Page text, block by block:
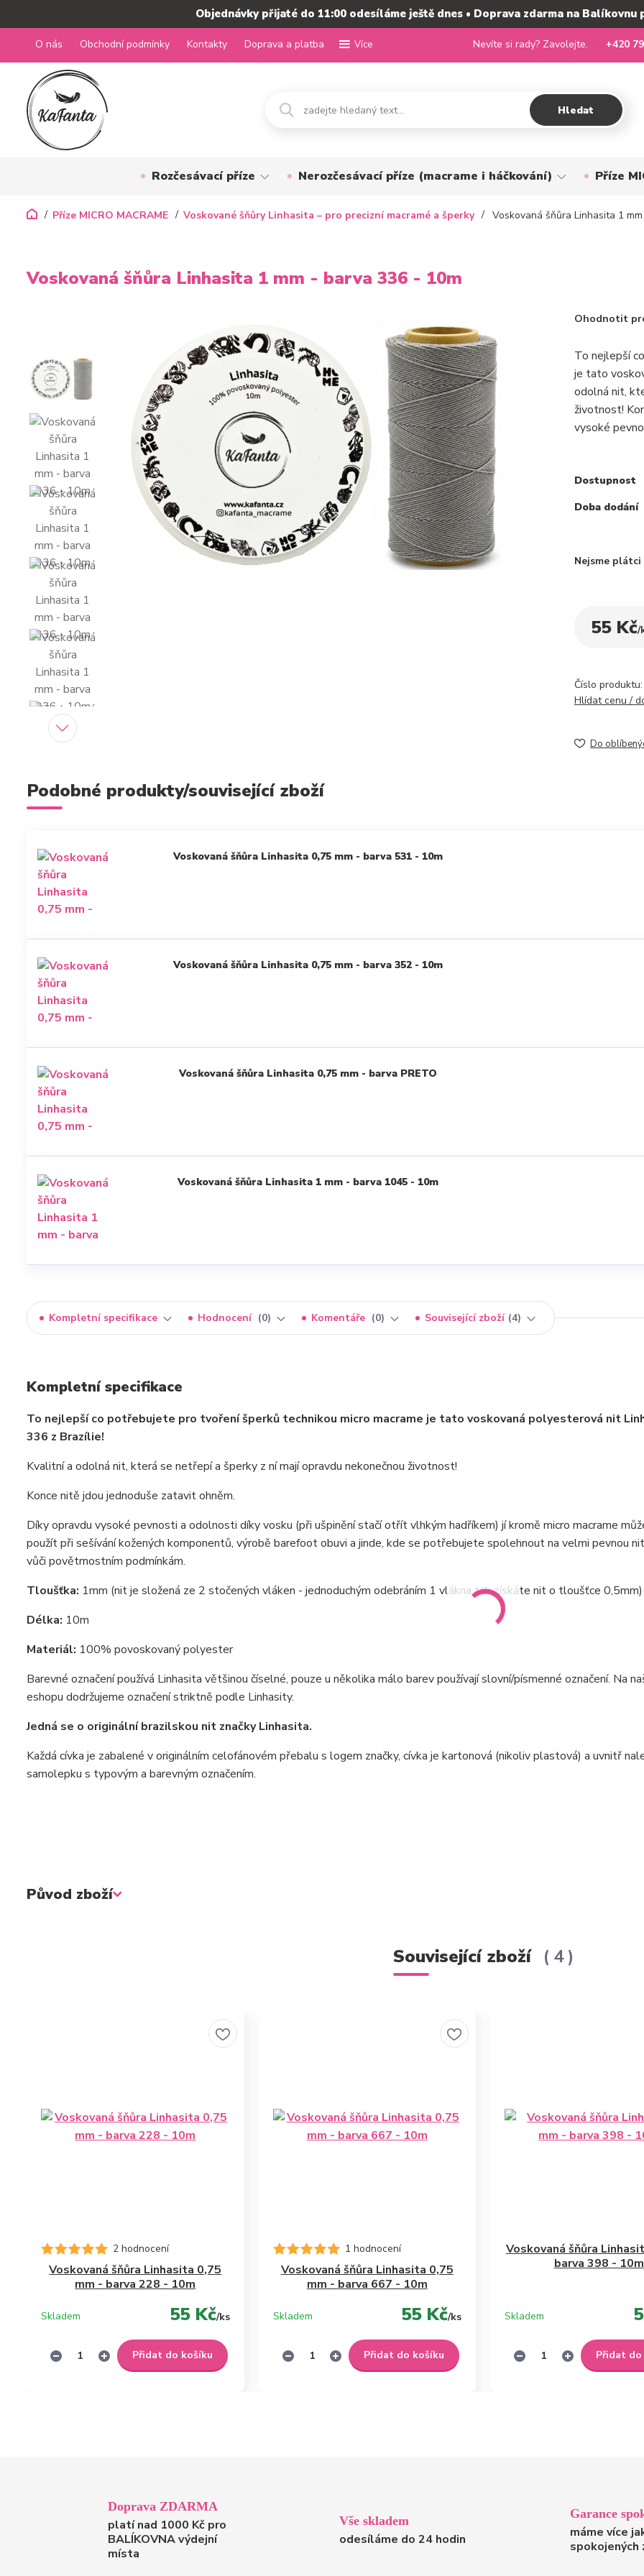
Objednávky přijaté do 11:00 odesíláme ještě dnes • Doprava zdarma na Balíkovnu
O nás Obchodní podmínky Kontakty Doprava a platba Více
Hledat
Nevíte si rady? Zavolejte. +420
Rozčesávací příze Nerozčesávací příze (macrame i háčkování) Příze
Příze MICRO MACRAME Voskované šňůry Linhasita – pro precizní macramé a šperky Voskovaná šňůra Linhasita 1
Voskovaná šňůra Linhasita 1 mm - barva 336 - 10m
Ohodnotit
To nejlepší
je tato
odolná nit,
životnost!
vysoké
Dostupnost
Doba dodání
Nejsme plátci
55 Kč/
Číslo produktu:
Hlídat cenu /
Do
Podobné produkty/související zboží
Voskovaná šňůra Linhasita 0,75 mm - barva 531 - 10m
Voskovaná šňůra Linhasita 0,75 mm - barva 352 - 10m
Voskovaná šňůra Linhasita 0,75 mm - barva PRETO
Voskovaná šňůra Linhasita 1 mm - barva 1045 - 10m
Kompletní specifikace Hodnocení 0 Komentáře 0 Související zboží 4
Kompletní specifikace
To nejlepší co potřebujete pro tvoření šperků technikou micro macrame je tato voskovaná polyesterová nit
336 z Brazílie!
Kvalitní a odolná nit, která se netřepí a šperky z ní mají opravdu nekonečnou životnost!
Konce nitě jdou jednoduše zatavit ohněm.
Díky opravdu vysoké pevnosti a odolnosti díky vosku (při ušpinění stačí otřít vlhkým hadříkem) jí kromě micro macrame
použít při sešívání kožených komponentů, výrobě barefoot obuvi a jinde, kde se potřebujete spolehnout na velmi pevnou
vůči povětrnostním podmínkám.
Tloušťka: 1mm (nit je složená ze 2 stočených vláken - jednoduchým odebráním 1 vlákna tak získáte nit o tloušťce 0,5mm)
Délka: 10m
Materiál: 100% povoskovaný polyester
Barevné označení používá Linhasita většinou číselné, pouze u několika málo barev používají slovní/písmenné označení. Na
eshopu dodržujeme označení striktně podle Linhasity.
Jedná se o originální brazilskou nit značky Linhasita.
Každá cívka je zabalené v originálním celofánovém přebalu s logem značky, cívka je kartonová (nikoliv plastová) a uvnitř
samolepku s typovým a barevným označením.
Původ zboží
Související zboží 4
2 hodnocení
Voskovaná šňůra Linhasita 0,75
mm - barva 228 - 10m
55 Kč/ks
Skladem
Přidat do košíku
1 hodnocení
Voskovaná šňůra Linhasita 0,75
mm - barva 667 - 10m
55 Kč/ks
Skladem
Přidat do košíku
Voskovaná šňůra
barva 398 - 10m
Skladem
Přidat do
Doprava ZDARMA
platí nad 1000 Kč pro
BALÍKOVNA výdejní
místa
Vše skladem
odesíláme do 24 hodin
Garance
máme více
spokojených